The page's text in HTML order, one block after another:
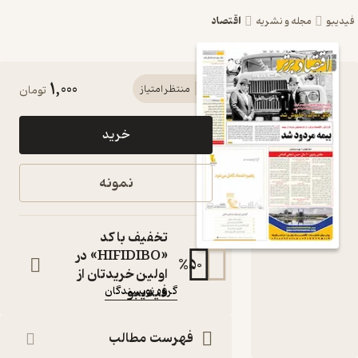
مجله و نشریه اقتصاد
کتاب هفته
نامه
اقتصاد برتر
شماره 527
اثر گروه
نویسندگان
مجله
نویسنده:
گروه نویسندگان
منتظر امتیاز 1,000 تومان
خرید
نمونه
%
تخفیف با کد
«HIFIDIBO» در
اولین خریدتان از
فیدیبو
فهرست مطالب